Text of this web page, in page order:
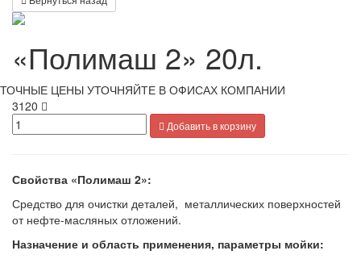
«Полимаш 2» 20л.
ТОЧНЫЕ ЦЕНЫ УТОЧНЯЙТЕ В ОФИСАХ КОМПАНИИ
3120
Добавить в корзину
Свойства «Полимаш 2»:
Средство для очистки деталей, металлических поверхностей
от нефте-масляных отложений.
Назначение и область применения, параметры мойки: